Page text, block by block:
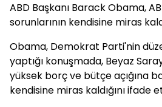
ABD Başkanı Barack Obama,
sorunlarının kendisine miras
Obama, Demokrat Parti'nin
yaptığı konuşmada, Beyaz
yüksek borç ve bütçe açığına
kendisine miras kaldığını ifade